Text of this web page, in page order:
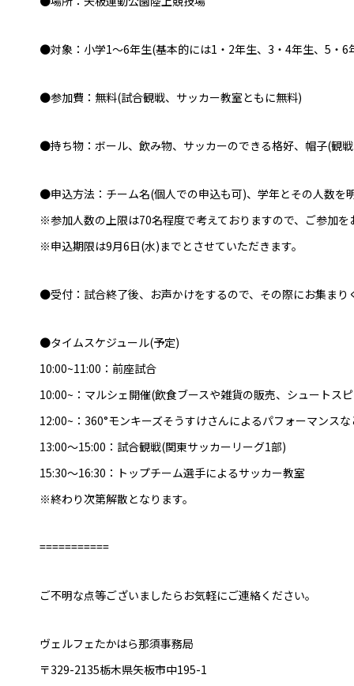
●対象：小学1～6年生(基本的には1・2年生、3・4年生、5・6
●参加費：無料(試合観戦、サッカー教室ともに無料)
●持ち物：ボール、飲み物、サッカーのできる格好、帽子(観
●申込方法：チーム名(個人での申込も可)、学年とその人数
※参加人数の上限は70名程度で考えておりますので、ご参加
※申込期限は9月6日(水)までとさせていただきます。
●受付：試合終了後、お声かけをするので、その際にお集まり
●タイムスケジュール(予定)
10:00~11:00：前座試合
10:00~：マルシェ開催(飲食ブースや雑貨の販売、シュートス
12:00~：360°モンキーズそうすけさんによるパフォーマンスな
13:00～15:00：試合観戦(関東サッカーリーグ1部)
15:30～16:30：トップチーム選手によるサッカー教室
※終わり次第解散となります。
===========
ご不明な点等ございましたらお気軽にご連絡ください。
ヴェルフェたかはら那須事務局
〒329-2135栃木県矢板市中195-1